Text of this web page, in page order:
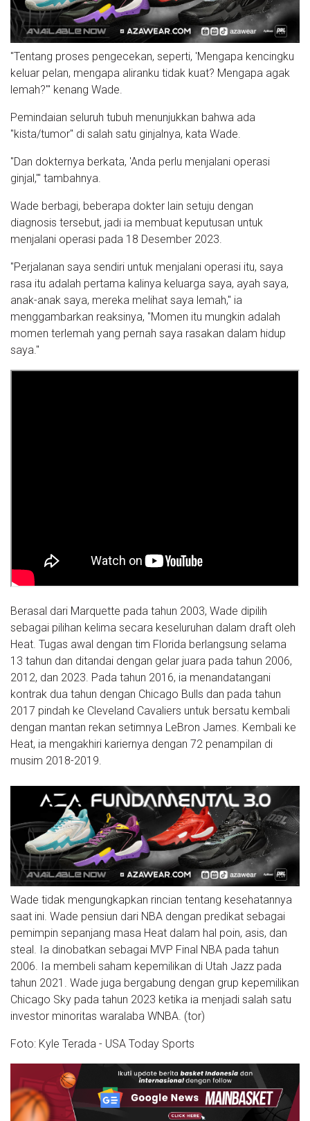
"Tentang proses pengecekan, seperti, 'Mengapa kencingku
keluar pelan, mengapa aliranku tidak kuat? Mengapa agak
lemah?'" kenang Wade.
Pemindaian seluruh tubuh menunjukkan bahwa ada
"kista/tumor" di salah satu ginjalnya, kata Wade.
"Dan dokternya berkata, 'Anda perlu menjalani operasi
ginjal,'" tambahnya.
Wade berbagi, beberapa dokter lain setuju dengan
diagnosis tersebut, jadi ia membuat keputusan untuk
menjalani operasi pada 18 Desember 2023.
"Perjalanan saya sendiri untuk menjalani operasi itu, saya
rasa itu adalah pertama kalinya keluarga saya, ayah saya,
anak-anak saya, mereka melihat saya lemah," ia
menggambarkan reaksinya, "Momen itu mungkin adalah
momen terlemah yang pernah saya rasakan dalam hidup
saya."
Berasal dari Marquette pada tahun 2003, Wade dipilih
sebagai pilihan kelima secara keseluruhan dalam draft oleh
Heat. Tugas awal dengan tim Florida berlangsung selama
13 tahun dan ditandai dengan gelar juara pada tahun 2006,
2012, dan 2023. Pada tahun 2016, ia menandatangani
kontrak dua tahun dengan Chicago Bulls dan pada tahun
2017 pindah ke Cleveland Cavaliers untuk bersatu kembali
dengan mantan rekan setimnya LeBron James. Kembali ke
Heat, ia mengakhiri kariernya dengan 72 penampilan di
musim 2018-2019.
Wade tidak mengungkapkan rincian tentang kesehatannya
saat ini. Wade pensiun dari NBA dengan predikat sebagai
pemimpin sepanjang masa Heat dalam hal poin, asis, dan
steal. Ia dinobatkan sebagai MVP Final NBA pada tahun
2006. Ia membeli saham kepemilikan di Utah Jazz pada
tahun 2021. Wade juga bergabung dengan grup kepemilikan
Chicago Sky pada tahun 2023 ketika ia menjadi salah satu
investor minoritas waralaba WNBA. (tor)
Foto: Kyle Terada - USA Today Sports